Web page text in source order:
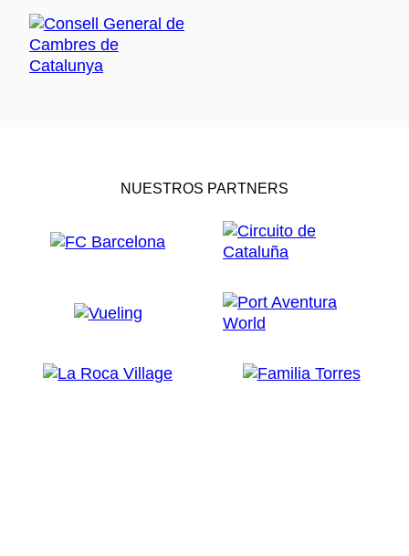
NUESTROS PARTNERS